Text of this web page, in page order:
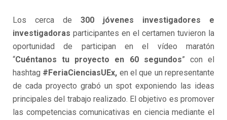
Los cerca de 300 jóvenes investigadores
e
investigadoras participantes en el certamen tuvieron la
oportunidad de participan en el vídeo maratón
“Cuéntanos tu proyecto en 60 segundos” con el
hashtag #FeriaCienciasUEx, en el que un representante
de cada proyecto grabó un spot exponiendo las ideas
principales del trabajo realizado. El objetivo es promover
las competencias comunicativas en ciencia mediante el